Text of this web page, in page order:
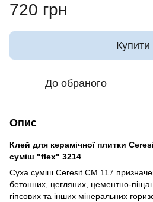
720 грн
Купити
До обраного
Опис
Клей для керамічної плитки
суміш "flex" 3214
Суха суміш Ceresit CМ 117
бетонних, цегляних, цементно-
гіпсових та інших мінеральних